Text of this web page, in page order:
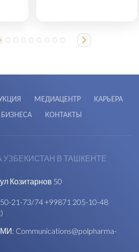
МЕДИАЦЕНТР
КАРЬЕРА
КОНТАКТЫ
УЗБЕКИСТАН В ТАШКЕНТЕ
Козитарнов 50
21-73/74+99871 205-10-48
Communications@polpharma-